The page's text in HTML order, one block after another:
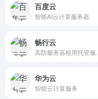
百度云
智能AI云计算服务器
畅行云
华为云
智能云计算服务